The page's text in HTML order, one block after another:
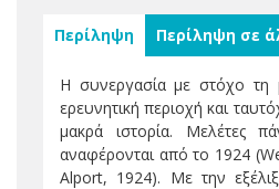
Περίληψη Περίληψη σε
Η συνεργασία με στόχο τη
ερευνητική περιοχή και
μακρά ιστορία. Μελέτες
αναφέρονται από το 1924
Alport, 1924). Με την